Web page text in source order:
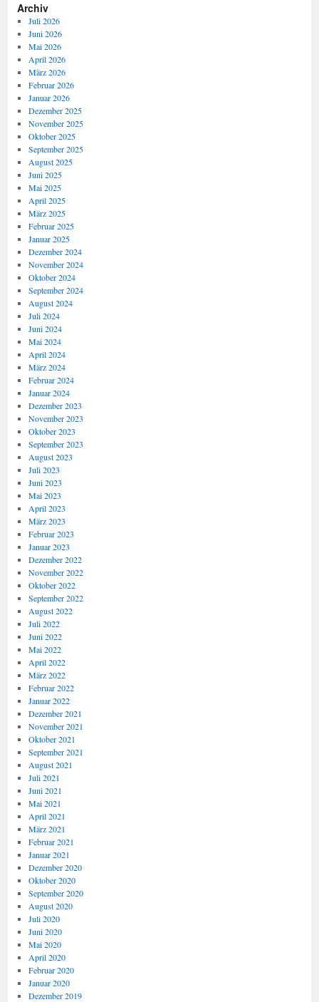
Archiv
Juli 2026
Juni 2026
Mai 2026
April 2026
März 2026
Februar 2026
Januar 2026
Dezember 2025
November 2025
Oktober 2025
September 2025
August 2025
Juni 2025
Mai 2025
April 2025
März 2025
Februar 2025
Januar 2025
Dezember 2024
November 2024
Oktober 2024
September 2024
August 2024
Juli 2024
Juni 2024
Mai 2024
April 2024
März 2024
Februar 2024
Januar 2024
Dezember 2023
November 2023
Oktober 2023
September 2023
August 2023
Juli 2023
Juni 2023
Mai 2023
April 2023
März 2023
Februar 2023
Januar 2023
Dezember 2022
November 2022
Oktober 2022
September 2022
August 2022
Juli 2022
Juni 2022
Mai 2022
April 2022
März 2022
Februar 2022
Januar 2022
Dezember 2021
November 2021
Oktober 2021
September 2021
August 2021
Juli 2021
Juni 2021
Mai 2021
April 2021
März 2021
Februar 2021
Januar 2021
Dezember 2020
Oktober 2020
September 2020
August 2020
Juli 2020
Juni 2020
Mai 2020
April 2020
Februar 2020
Januar 2020
Dezember 2019